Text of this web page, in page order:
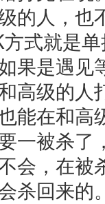
的人，也
式就是
果是遇见
高级的人
能在和高
一被杀了
会，在被
杀回来的